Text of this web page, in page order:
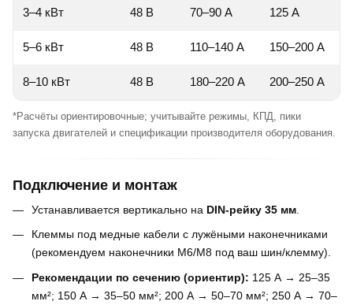
3–4 кВт 48 В 70–90 А 125 А
5–6 кВт 48 В 110–140 А 150–200 А
8–10 кВт 48 В 180–220 А 200–250 А
*Расчёты ориентировочные; учитывайте режимы, КПД, пики
запуска двигателей и спецификации производителя оборудования.
Подключение и монтаж
Устанавливается вертикально на DIN-рейку 35 мм
Клеммы под медные кабели с лужёными наконечниками
(рекомендуем наконечники М6/М8 под ваш шин/клемму).
Рекомендации по сечению (ориентир): 125 А → 25–35
мм²; 150 А → 35–50 мм²; 200 А → 50–70 мм²; 250 А → 70–